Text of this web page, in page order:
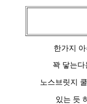
한가지
꽉 닿는
노스브릿지
있는 듯